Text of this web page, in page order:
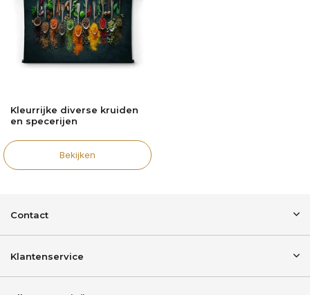
Kleurrijke diverse kruiden
en specerijen
Bekijken
Contact
Klantenservice